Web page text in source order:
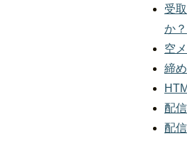
受
か？
空
締
配
配